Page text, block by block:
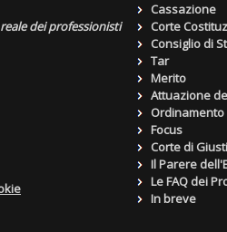
dei professionisti
Cassazione
Corte
Consiglio di
Tar
Merito
Attuazione
Focus
Corte di
Il Parere
Le FAQ dei
In breve